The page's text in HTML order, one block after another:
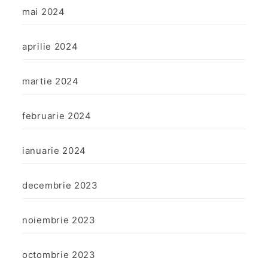
mai 2024
aprilie 2024
martie 2024
februarie 2024
ianuarie 2024
decembrie 2023
noiembrie 2023
octombrie 2023